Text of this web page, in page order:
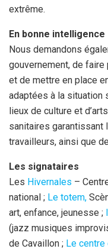
extrême.
En bonne intelligence
Nous demandons
gouvernement, de faire
et de mettre en place
adaptées à la situation
lieux de culture et
sanitaires
travailleurs, ainsi que
Les signataires
Les Hivernales –
national ; Le totem,
art, enfance, jeunesse ;
(jazz musiques
de Cavaillon ; Le centre